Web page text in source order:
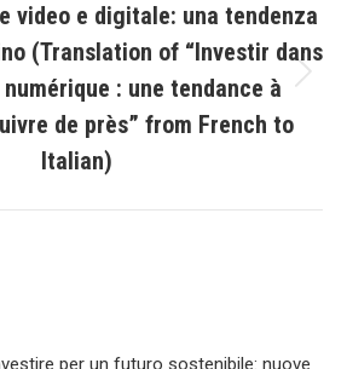
Prossimo
post:
video e digitale: una tendenza
(Translation of “Investir dans
: une tendance à
de près” from French to
Italian)
per un futuro sostenibile: nuove